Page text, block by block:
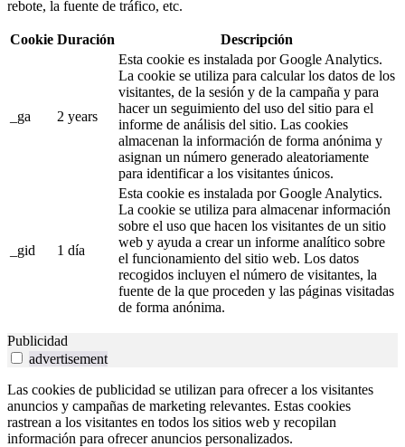
rebote, la fuente de tráfico, etc.
Cookie Duración Descripción
_ga 2 years
Esta cookie es instalada por Google Analytics.
La cookie se utiliza para calcular los datos de los
visitantes, de la sesión y de la campaña y para
hacer un seguimiento del uso del sitio para el
informe de análisis del sitio. Las cookies
almacenan la información de forma anónima y
asignan un número generado aleatoriamente
para identificar a los visitantes únicos.
_gid 1 día
Esta cookie es instalada por Google Analytics.
La cookie se utiliza para almacenar información
sobre el uso que hacen los visitantes de un sitio
web y ayuda a crear un informe analítico sobre
el funcionamiento del sitio web. Los datos
recogidos incluyen el número de visitantes, la
fuente de la que proceden y las páginas visitadas
de forma anónima.
Publicidad
advertisement
Las cookies de publicidad se utilizan para ofrecer a los visitantes
anuncios y campañas de marketing relevantes. Estas cookies
rastrean a los visitantes en todos los sitios web y recopilan
información para ofrecer anuncios personalizados.